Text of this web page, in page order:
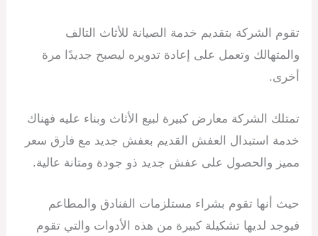
تقوم الشركة بتقديم خدمة الصيانة للأثاث التالف
والمتهالك وتعمل على إعادة تدويره ليصبح جديدًا مرة
أخرى.
تمتلك الشركة معارض كبيرة لبيع الأثاث وبناء عليه فهناك
خدمة استبدال العفش القديم بعفش جديد مع فارق سعر
مميز والحصول على عفش جديد ذو جودة ومتانة عالية.
حيث أنها تقوم بشراء مستلزمات الفنادق والمطاعم
فيوجد لديها تشكيلة كبيرة من هذه الأدوات والتي تقوم